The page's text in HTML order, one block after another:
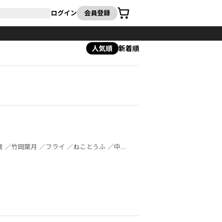
ログイン 会員登録
カート
人気順 新着順